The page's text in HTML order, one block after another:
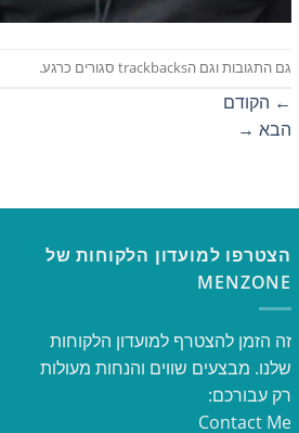
גם התגובות וגם הtrackbacks סגורים כרגע.
← הקודם
הבא →
הצטרפו למועדון הלקוחות של
MENZONE
זה הזמן להצטרף למועדון הלקוחות
שלנו. מבצעים שווים והנחות מעולות
רק עבורכם:
Contact Me